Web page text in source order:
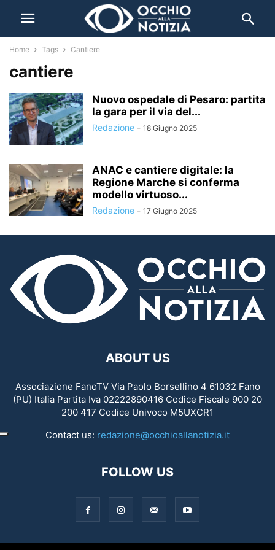
Home Tags Cantiere
cantiere
Nuovo ospedale di Pesaro: partita
la gara per il via del...
Redazione - 18 Giugno 2025
ANAC e cantiere digitale: la
Regione Marche si conferma
modello virtuoso...
Redazione - 17 Giugno 2025
ABOUT US
Associazione FanoTV Via Paolo Borsellino 4 61032 Fano
(PU) Italia Partita Iva 02222890416 Codice Fiscale 900 20
200 417 Codice Univoco M5UXCR1
Contact us: redazione@occhioallanotizia.it
FOLLOW US